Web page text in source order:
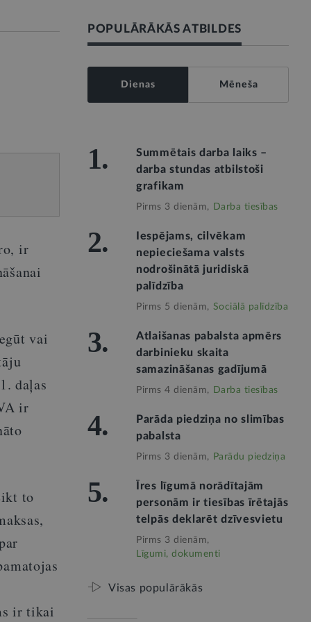
ir
vai
daļas
ir
to
ir tikai
POPULĀRĀKĀS ATBILDES
Dienas Mēneša
1.
Summētais darba laiks –
darba stundas atbilstoši
grafikam
Pirms 3 dienām, Darba tiesības
2.
Iespējams, cilvēkam
nepieciešama valsts
nodrošinātā juridiskā
palīdzība
Pirms 5 dienām, Sociālā palīdzība
3.
Atlaišanas pabalsta apmērs
darbinieku skaita
samazināšanas gadījumā
Pirms 4 dienām, Darba tiesības
4.
Parāda piedziņa no slimības
pabalsta
Pirms 3 dienām, Parādu piedziņa
5.
Īres līgumā norādītajām
personām ir tiesības īrētajās
telpās deklarēt dzīvesvietu
Pirms 3 dienām,
Līgumi, dokumenti
Visas populārākās